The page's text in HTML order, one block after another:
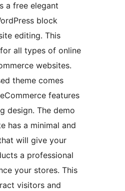
a free elegant
block
editing. This
all types of online
websites.
theme comes
features
design. The demo
has a minimal and
will give your
a professional
your stores. This
visitors and